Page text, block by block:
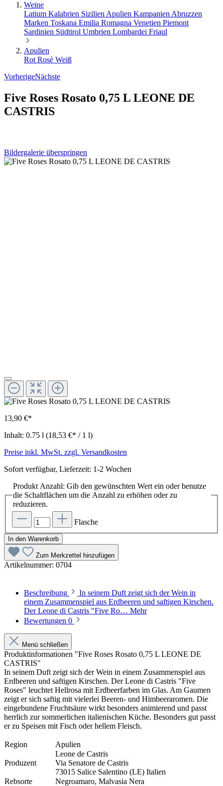
Weine
Latium Kalabrien Sizilien Apulien Kampanien Abruzzen
Marken Toskana Emilia Romagna Venetien Piemont
Sardinien Südtirol Umbrien Lombardei Friaul
Apulien
Rot Rosè Weiß
VorherigeNächste
Five Roses Rosato 0,75 L LEONE DE
CASTRIS
Bildergalerie überspringen
13,90 €*
Inhalt: 0.75 l (18,53 €* / 1 l)
Preise inkl. MwSt. zzgl. Versandkosten
Sofort verfügbar, Lieferzeit: 1-2 Wochen
Produkt Anzahl: Gib den gewünschten Wert ein oder benutze
die Schaltflächen um die Anzahl zu erhöhen oder zu
reduzieren.
Flasche
In den Warenkorb
Zum Merkzettel hinzufügen
Artikelnummer: 0704
Beschreibung
In seinem Duft zeigt sich der Wein in
einem Zusammenspiel aus Erdbeeren und saftigen Kirschen.
Der Leone di Castris "Five Ro… Mehr
Bewertungen 0
Menü schließen
Produktinformationen "Five Roses Rosato 0,75 L LEONE DE
CASTRIS"
In seinem Duft zeigt sich der Wein in einem Zusammenspiel aus
Erdbeeren und saftigen Kirschen. Der Leone di Castris "Five
Roses" leuchtet Hellrosa mit Erdbeerfarben im Glas. Am Gaumen
zeigt er sich saftig mit vielerlei Beeren- und Himbeeraromen. Die
eingebundene Fruchtsäure wirkt besonders animierend und passt
herrlich zur sommerlichen italienischen Küche. Besonders gut passt
er zu Speisen mit Fisch oder hellem Fleisch.
Region Apulien
Produzent
Leone de Castris
Via Senatore de Castris
73015 Salice Salentino (LE) Italien
Rebsorte
Negroamaro, Malvasia Nera